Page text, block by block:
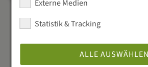
Effiziente
Externe Medien
Statistik & Tracking
ALLE AUSWÄHLEN